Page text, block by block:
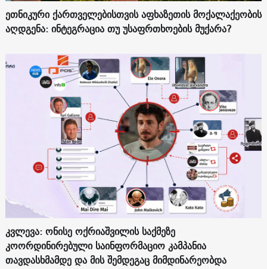
ეთნიკური ქართველებისთვის აფხაზეთის მოქალაქეობის
აღდგენა: ინტეგრაცია თუ უსაფრთხოების მუქარა?
კვლევა: ონისე ოქრიაშვილის საქმეზე
კოორდინირებული საინფორმაციო კამპანია
თავდასხმამდე და მის შემდეგაც მიმდინარეობდა